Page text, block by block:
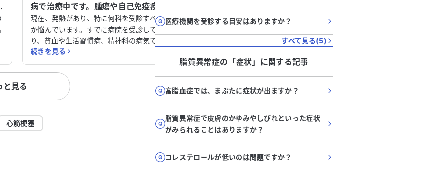
病で治療中です。腫瘍や自己免疫疾患
の可能性について、何科を受診すべ
きか教えてください。
現在、発熱があり、特に何科を受診すべき
か悩んでいます。すでに病院を受診してお
り、貧血や生活習慣病、精神科の病気で治
療を受けています。具体的には、高血圧
症、脂質異常症、うつ病の治療を行ってい
ます。アレルギーはありません。 発熱は
38℃前半から40℃弱で推移しており、カ
ロナールを服用していますが、症状が改善
考慮し、総合病院を受診した方が良いのか
迷っています。 どのような科を受診すれば
良いのか、また、今後の対応についてアド
バイスをいただけると助かります。どうか
続きを見る
せてください。腰痛や首から肩、二
の腕の痛み、高血圧症、脂質異常症
妻が1ヶ月前から体の痛みが続いており、
みが気になります。朝起きる際に手足に力
ともあります。これらの症状について、線
維筋痛症の可能性があるのか知りたいと思
っています。 現在、貧血や生活習慣病の治
せん。これまでに病院を受診しましたが、
線維筋痛症の疑いや診断は受けていませ
ん。 医師に相談したいのは、これらの症
状が線維筋痛症に関連しているかどうかで
と見る
心筋梗塞
医療機関を受診する目安はありますか？
すべて見る(5)
脂質異常症の「症状」に関する記事
高脂血症では、まぶたに症状が出ますか？
脂質異常症で皮膚のかゆみやしびれといった症状
がみられることはありますか？
コレステロールが低いのは問題ですか？